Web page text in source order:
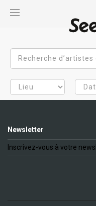
Newsletter
Inscrivez-vous à votre